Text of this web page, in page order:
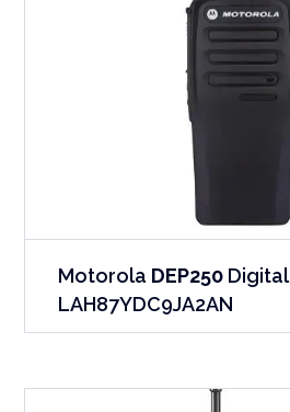
Motorola DEP250 Digital
LAH87YDC9JA2AN